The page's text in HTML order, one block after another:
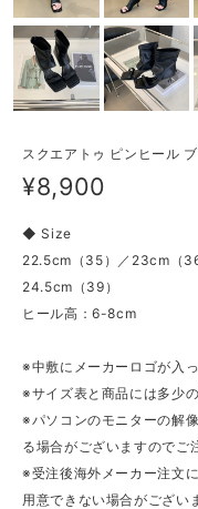
スクエアトゥ ピンヒール
¥8,900
◆ Size
22.5cm（35）／23cm（
24.5cm（39）
ヒール高：6-8cm
※中敷にメーカーロゴが入
※サイズ表と商品には多少
※パソコンのモニターの解
る場合がございますのでご
※受注後海外メーカー注文
用意できない場合がござい